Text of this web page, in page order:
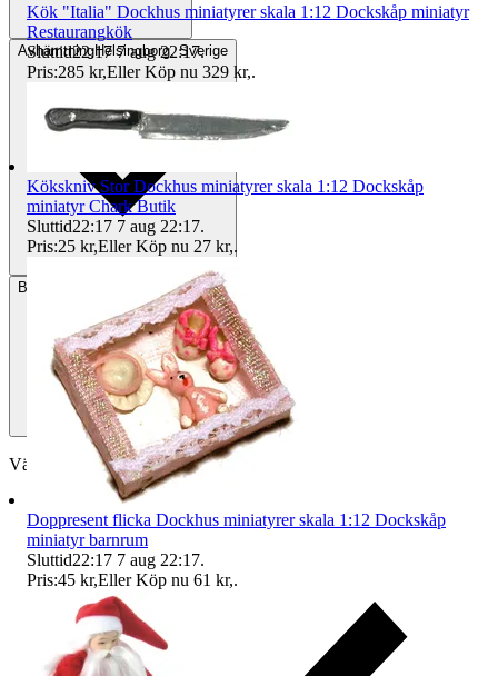
AvhämtningHelsingborg, Sverige
Betalning
Välj till köparskydd
Kök "Italia" Dockhus miniatyrer skala 1:12 Dockskåp miniatyr
Restaurangkök
Sluttid22:17 7 aug 22:17.
Pris:285 kr,Eller Köp nu 329 kr,.
Kökskniv Stor Dockhus miniatyrer skala 1:12 Dockskåp
miniatyr Chark Butik
Sluttid22:17 7 aug 22:17.
Pris:25 kr,Eller Köp nu 27 kr,.
Doppresent flicka Dockhus miniatyrer skala 1:12 Dockskåp
miniatyr barnrum
Sluttid22:17 7 aug 22:17.
Pris:45 kr,Eller Köp nu 61 kr,.